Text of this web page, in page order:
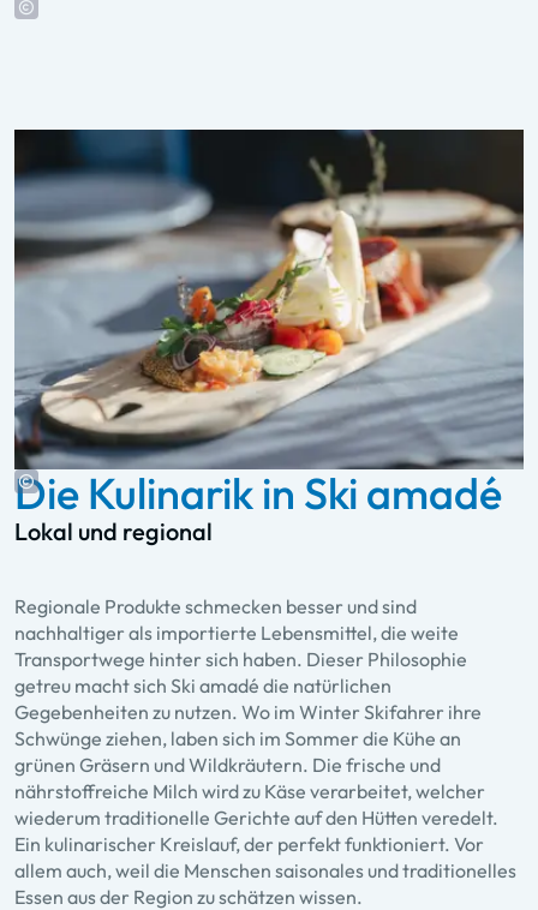
Die Kulinarik in Ski amadé
Lokal und regional
Regionale Produkte schmecken besser und sind
nachhaltiger als importierte Lebensmittel, die weite
Transportwege hinter sich haben. Dieser Philosophie
getreu macht sich Ski amadé die natürlichen
Gegebenheiten zu nutzen. Wo im Winter Skifahrer ihre
Schwünge ziehen, laben sich im Sommer die Kühe an
grünen Gräsern und Wildkräutern. Die frische und
nährstoffreiche Milch wird zu Käse verarbeitet, welcher
wiederum traditionelle Gerichte auf den Hütten veredelt.
Ein kulinarischer Kreislauf, der perfekt funktioniert. Vor
allem auch, weil die Menschen saisonales und traditionelles
Essen aus der Region zu schätzen wissen.